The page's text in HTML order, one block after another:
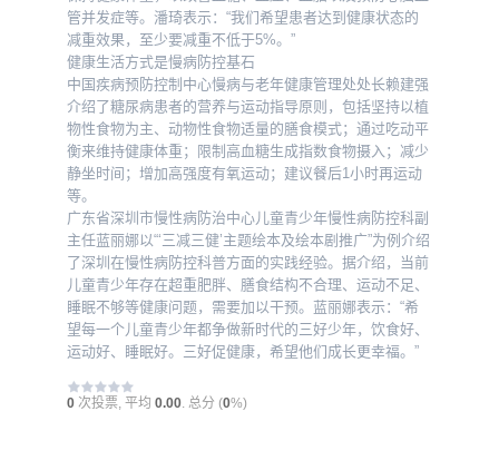
管并发症等。潘琦表示：“我们希望患者达到健康状态的
减重效果，至少要减重不低于5%。”
健康生活方式是慢病防控基石
中国疾病预防控制中心慢病与老年健康管理处处长赖建强
介绍了糖尿病患者的营养与运动指导原则，包括坚持以植
物性食物为主、动物性食物适量的膳食模式；通过吃动平
衡来维持健康体重；限制高血糖生成指数食物摄入；减少
静坐时间；增加高强度有氧运动；建议餐后1小时再运动
等。
广东省深圳市慢性病防治中心儿童青少年慢性病防控科副
主任蓝丽娜以“‘三减三健’主题绘本及绘本剧推广”为例介绍
了深圳在慢性病防控科普方面的实践经验。据介绍，当前
儿童青少年存在超重肥胖、膳食结构不合理、运动不足、
睡眠不够等健康问题，需要加以干预。蓝丽娜表示：“希
望每一个儿童青少年都争做新时代的三好少年，饮食好、
运动好、睡眠好。三好促健康，希望他们成长更幸福。”
0 次投票, 平均 0.00 . 总分 (0%)